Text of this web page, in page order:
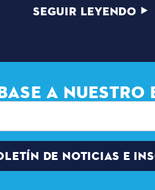
SEGUIR LEYENDO
A
DE NOTICIAS E